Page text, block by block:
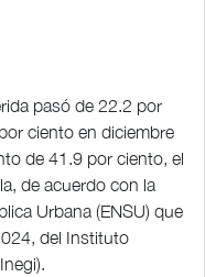
pasó de 22.2 por
ciento en diciembre
de 41.9 por ciento, el
de acuerdo con la
Urbana (ENSU) que
del Instituto